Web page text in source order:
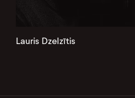
Lauris Dzelzītis